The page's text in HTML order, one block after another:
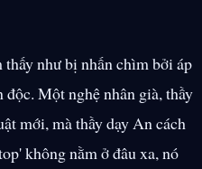
như bị nhấn chìm bởi áp
Một nghệ nhân già, thầy
mới, mà thầy dạy An cách
không nằm ở đâu xa, nó